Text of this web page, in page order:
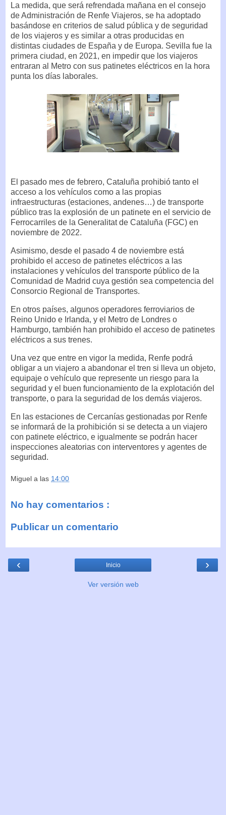
La medida, que será refrendada mañana en el consejo
de Administración de Renfe Viajeros, se ha adoptado
basándose en criterios de salud pública y de seguridad
de los viajeros y es similar a otras producidas en
distintas ciudades de España y de Europa. Sevilla fue la
primera ciudad, en 2021, en impedir que los viajeros
entraran al Metro con sus patinetes eléctricos en la hora
punta los días laborales.
El pasado mes de febrero, Cataluña prohibió tanto el
acceso a los vehículos como a las propias
infraestructuras (estaciones, andenes…) de transporte
público tras la explosión de un patinete en el servicio de
Ferrocarriles de la Generalitat de Cataluña (FGC) en
noviembre de 2022.
Asimismo, desde el pasado 4 de noviembre está
prohibido el acceso de patinetes eléctricos a las
instalaciones y vehículos del transporte público de la
Comunidad de Madrid cuya gestión sea competencia del
Consorcio Regional de Transportes.
En otros países, algunos operadores ferroviarios de
Reino Unido e Irlanda, y el Metro de Londres o
Hamburgo, también han prohibido el acceso de patinetes
eléctricos a sus trenes.
Una vez que entre en vigor la medida, Renfe podrá
obligar a un viajero a abandonar el tren si lleva un objeto,
equipaje o vehículo que represente un riesgo para la
seguridad y el buen funcionamiento de la explotación del
transporte, o para la seguridad de los demás viajeros.
En las estaciones de Cercanías gestionadas por Renfe
se informará de la prohibición si se detecta a un viajero
con patinete eléctrico, e igualmente se podrán hacer
inspecciones aleatorias con interventores y agentes de
seguridad.
Miguel a las 14:00
No hay comentarios :
Publicar un comentario
‹ ›
Inicio
Ver versión web